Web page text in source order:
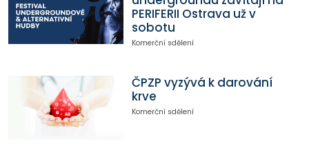
PERIFERII Ostrava už v
sobotu
Komerční sdělení
ČPZP vyzývá k darování
krve
Komerční sdělení